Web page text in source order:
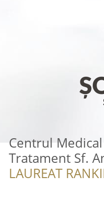
Centrul
Tratament Sf.
LAUREAT